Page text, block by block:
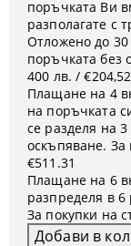
поръчката Ви
разполагате с
Отложено до
поръчката без
400 лв. / €204,52
Плащане на 4
на поръчката
се разделя на
оскъпяване. За
€511.31
Плащане на 6
разпределя в
За покупки на